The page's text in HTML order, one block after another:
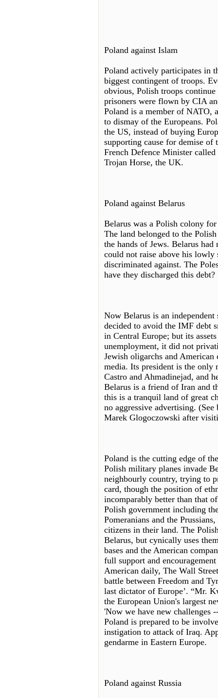
Poland against Islam
Poland actively participates in
biggest contingent of troops.
obvious, Polish troops
prisoners were flown by CIA
Poland is a member of NATO,
to dismay of the Europeans.
the US, instead of buying
supporting cause for demise
French Defence Minister
Trojan Horse, the UK.
Poland against Belarus
Belarus was a Polish colony
The land belonged to the
the hands of Jews. Belarus
could not raise above his lowly
discriminated against. The
have they discharged this debt?
Now Belarus is an
decided to avoid the IMF debt
in Central Europe; but its
unemployment, it did not
Jewish oligarchs and
media. Its president is the only
Castro and Ahmadinejad, and
Belarus is a friend of Iran and
this is a tranquil land of great
no aggressive advertising.
Marek Glogoczowski after
Poland is the cutting edge of
Polish military planes invade
neighbourly country, trying to
card, though the position of
incomparably better than that
Polish government including
Pomeranians and the
citizens in their land. The
Belarus, but cynically uses
bases and the American
full support and
American daily, The Wall
battle between Freedom and
last dictator of Europe’. “Mr.
the European Union's largest
'Now we have new challenges
Poland is prepared to be
instigation to attack of Iraq.
gendarme in Eastern Europe.
Poland against Russia